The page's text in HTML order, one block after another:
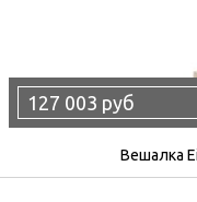
127 003 руб
Вешалка